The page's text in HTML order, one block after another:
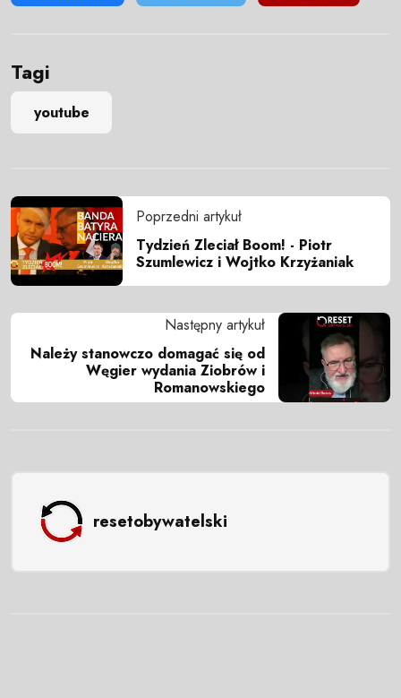
Tagi
youtube
Poprzedni artykuł
Tydzień Zleciał Boom! - Piotr
Szumlewicz i Wojtko Krzyżaniak
Następny artykuł
Należy stanowczo domagać się od
Węgier wydania Ziobrów i
Romanowskiego
resetobywatelski